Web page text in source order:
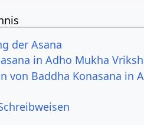
der Asana
in Adho Mukha
von Baddha Konasana in